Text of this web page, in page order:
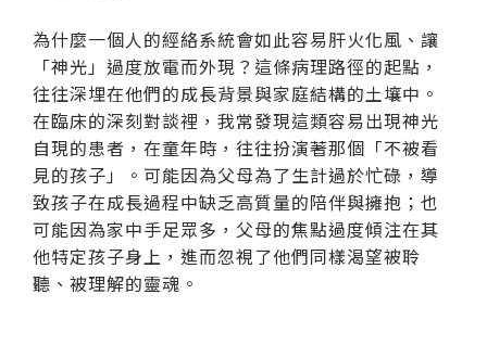
為什麼一個人的經絡系統會如此容易肝火化風、讓
「神光」過度放電而外現？這條病理路徑的起點，
往往深埋在他們的成長背景與家庭結構的土壤中。
在臨床的深刻對談裡，我常發現這類容易出現神光
自現的患者，在童年時，往往扮演著那個「不被看
見的孩子」。可能因為父母為了生計過於忙碌，導
致孩子在成長過程中缺乏高質量的陪伴與擁抱；也
可能因為家中手足眾多，父母的焦點過度傾注在其
他特定孩子身上，進而忽視了他們同樣渴望被聆
聽、被理解的靈魂。